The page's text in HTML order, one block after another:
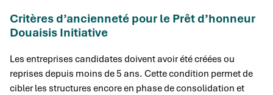
Critères d’ancienneté pour le Prêt d’honneur
Douaisis Initiative
Les entreprises candidates doivent avoir été créées ou
reprises depuis moins de 5 ans. Cette condition permet de
cibler les structures encore en phase de consolidation et